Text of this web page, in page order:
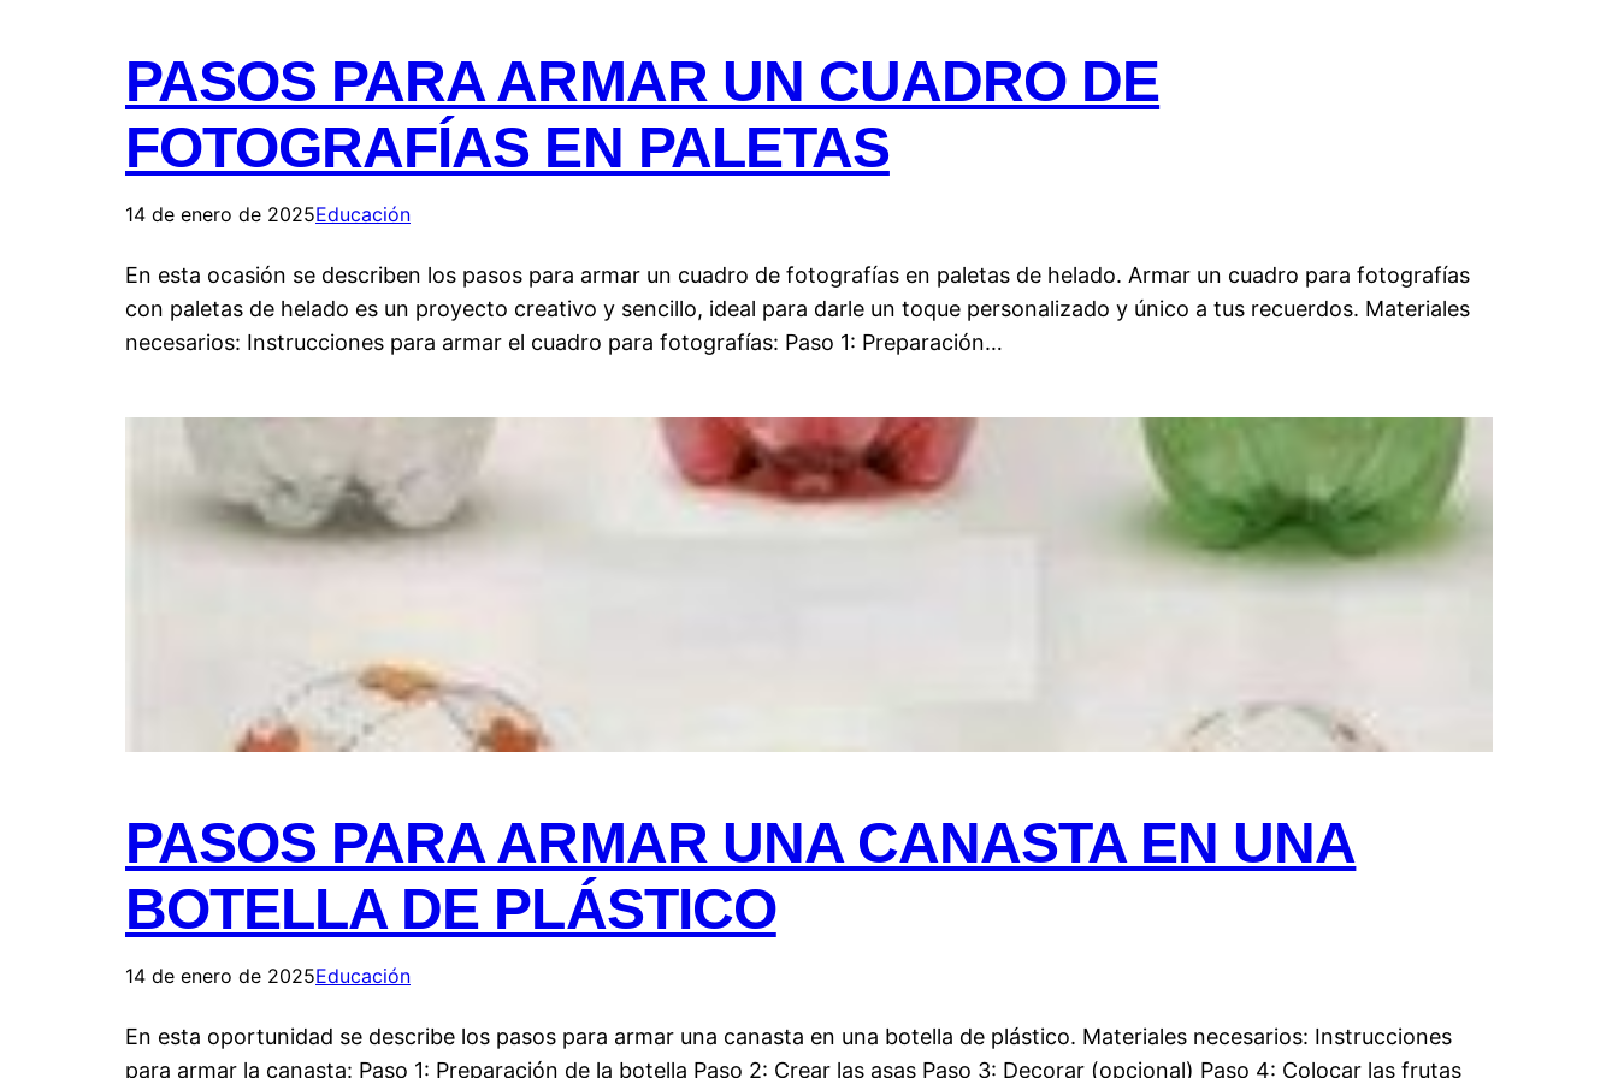
PASOS PARA ARMAR UN CUADRO DE
FOTOGRAFÍAS EN PALETAS
14 de enero de 2025Educación
En esta ocasión se describen los pasos para armar un cuadro de fotografías en paletas de helado. Armar un cuadro para fotografías
con paletas de helado es un proyecto creativo y sencillo, ideal para darle un toque personalizado y único a tus recuerdos. Materiales
necesarios: Instrucciones para armar el cuadro para fotografías: Paso 1: Preparación…
PASOS PARA ARMAR UNA CANASTA EN UNA
BOTELLA DE PLÁSTICO
14 de enero de 2025Educación
En esta oportunidad se describe los pasos para armar una canasta en una botella de plástico. Materiales necesarios: Instrucciones
para armar la canasta: Paso 1: Preparación de la botella Paso 2: Crear las asas Paso 3: Decorar (opcional) Paso 4: Colocar las frutas